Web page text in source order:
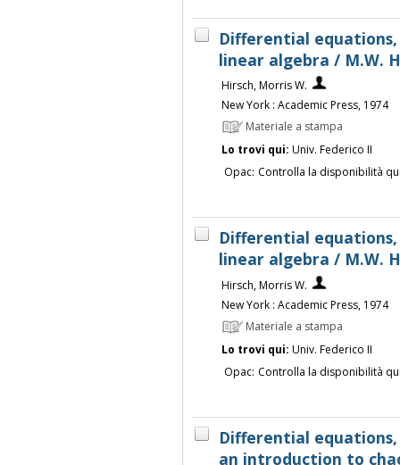
Differential
linear algebra / M.W.
Hirsch, Morris W.
New York : Academic Press, 1974
Materiale a stampa
Lo trovi qui: Univ. Federico II
Opac: Controlla la disponibilità
Differential
linear algebra / M.W.
Hirsch, Morris W.
New York : Academic Press, 1974
Materiale a stampa
Lo trovi qui: Univ. Federico II
Opac: Controlla la disponibilità
Differential
an introduction to